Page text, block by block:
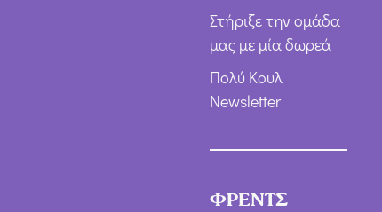
Στήριξε την ομάδα
μας με μία δωρεά
Πολύ Κουλ
Newsletter
ΦΡΕΝΤΣ